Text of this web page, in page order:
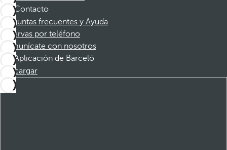
Contacto
Preguntas frecuentes y Ayuda
Reservas por teléfono
Comunícate con nosotros
Aplicación de Barceló
Descargar